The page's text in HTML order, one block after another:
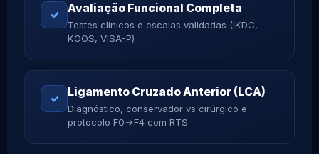
✓ Avaliação Funcional Completa
Testes clínicos e escalas validadas (IKDC,
KOOS, VISA-P)
✓ Ligamento Cruzado Anterior (LCA)
Diagnóstico, conservador vs cirúrgico e
protocolo F0→F4 com RTS